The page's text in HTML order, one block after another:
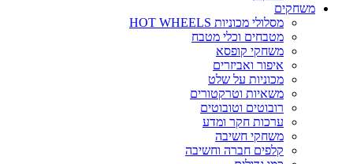
משחקים
מסלולי מכוניות HOT WHEELS
מטבחים וכלי מטבח
משחקי קופסא
איפור ואביזרים
מכוניות על שלט
משאיות וטרקטורים
רובוטים וטובוטים
ערכות חקר ומדע
משחקי חשיבה
קלפים חברה וחשיבה